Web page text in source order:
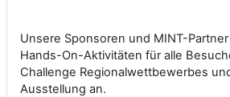
Unsere Sponsoren und MINT-
Hands-On-Aktivitäten für alle
Challenge Regionalwettbewerbes
Ausstellung an.